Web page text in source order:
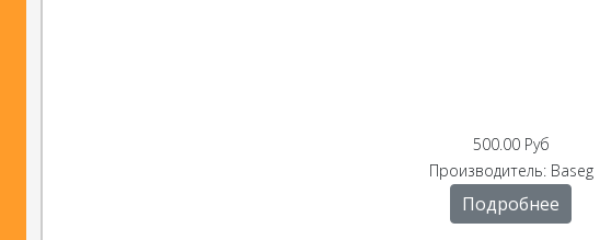
500.00 Руб
Производитель: Baseg
Подробнее